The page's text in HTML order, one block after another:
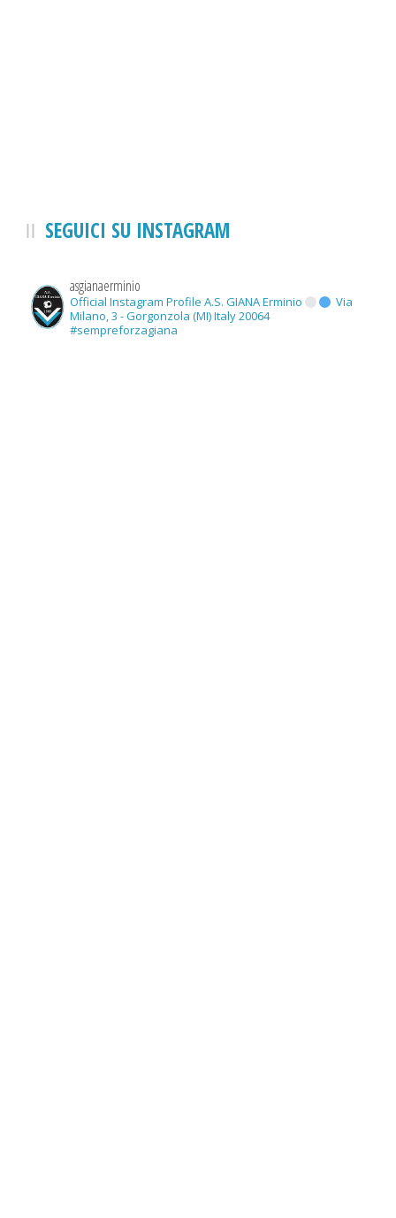
SEGUICI SU INSTAGRAM
asgianaerminio
Official Instagram Profile A.S. GIANA Erminio
Via
Milano, 3 - Gorgonzola (MI) Italy 20064
#sempreforzagiana